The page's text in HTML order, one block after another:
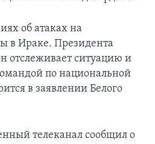
об атаках на
в Ираке. Президента
отслеживает ситуацию и
по национальной
в заявлении Белого
телеканал сообщил о